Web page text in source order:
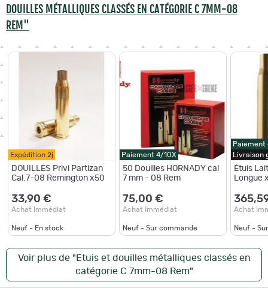
DOUILLES MÉTALLIQUES CLASSÉS EN CATÉGORIE C 7MM-08
REM"
Expédition 2j
DOUILLES Privi Partizan
Cal.7-08 Remington x50
33,90 €
Achat Immédiat
Neuf - En stock
Paiement 4/10X
50 Douilles HORNADY cal
7 mm - 08 Rem
75,00 €
Achat Immédiat
Neuf - Sur commande
Paiement
Livraison
Étuis
Longue
Achat
Neuf -
Voir plus de "Etuis et douilles métalliques classés en
catégorie C 7mm-08 Rem"